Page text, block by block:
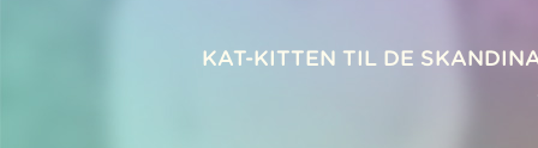
KAT-KITTEN TIL DE